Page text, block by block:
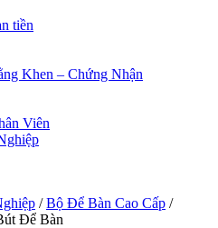
tiền
Khen – Chứng Nhận
Viên
/Bộ Để Bàn Cao Cấp /
Để Bàn